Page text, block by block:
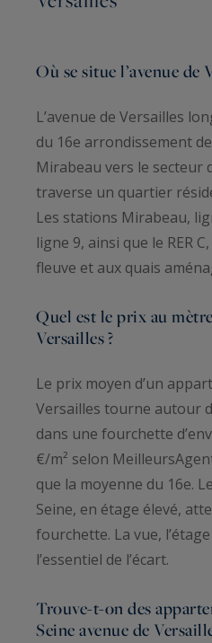
Où se situe l’avenue de
L’avenue de Versailles
du 16e arrondissement
Mirabeau vers le secteur
traverse un quartier
Les stations Mirabeau,
ligne 9, ainsi que le RER
fleuve et aux quais
Quel est le prix au
Versailles ?
Le prix moyen d’un
Versailles tourne autour
dans une fourchette
€/m² selon
que la moyenne du 16e.
Seine, en étage élevé,
fourchette. La vue,
l’essentiel de l’écart.
Trouve-t-on des
Seine avenue de